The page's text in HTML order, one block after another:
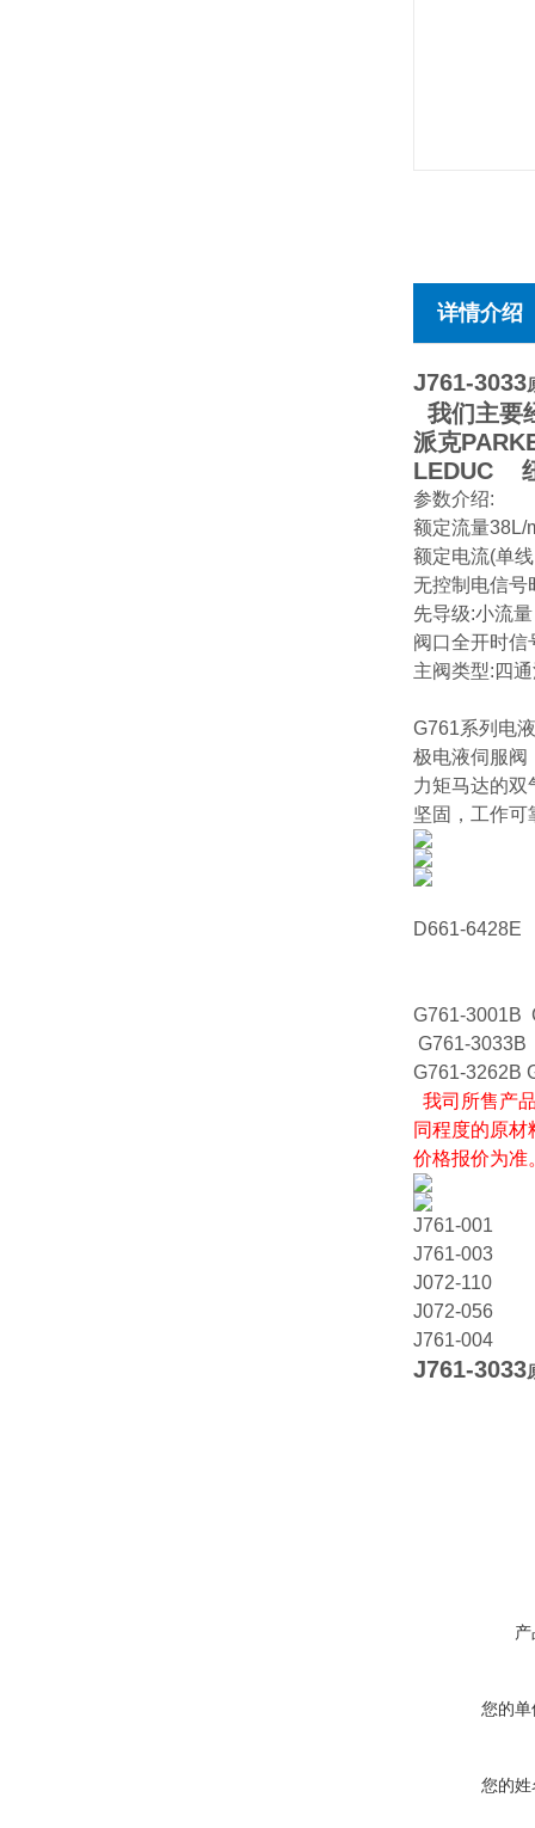
详情介绍
J761-3033
我们主要
派克
LEDUC
参数介绍:
额定流量38L/
额定电流(单
无控制电信号
先导级:小流
阀口全开时信
主阀类型:四
G761系列电
极电液伺服阀
力矩马达的双
坚固，工作可
D661-6428E
G761-3001B
G761-3033B
G761-3262B
我司所售产
同程度的原
价格报价为准
J761-001
J761-003
J072-110
J072-056
J761-004
J761-3033
您的
您的